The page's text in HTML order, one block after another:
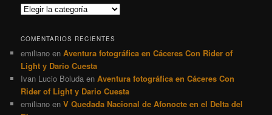
Categorías
COMENTARIOS RECIENTES
emiliano enAventura fotográfica en Cáceres Con Rider of
Light y Dario Cuesta
Ivan Lucio Boluda enAventura fotográfica en Cáceres Con
Rider of Light y Dario Cuesta
emiliano enV Quedada Nacional de Afonocte en el Delta del